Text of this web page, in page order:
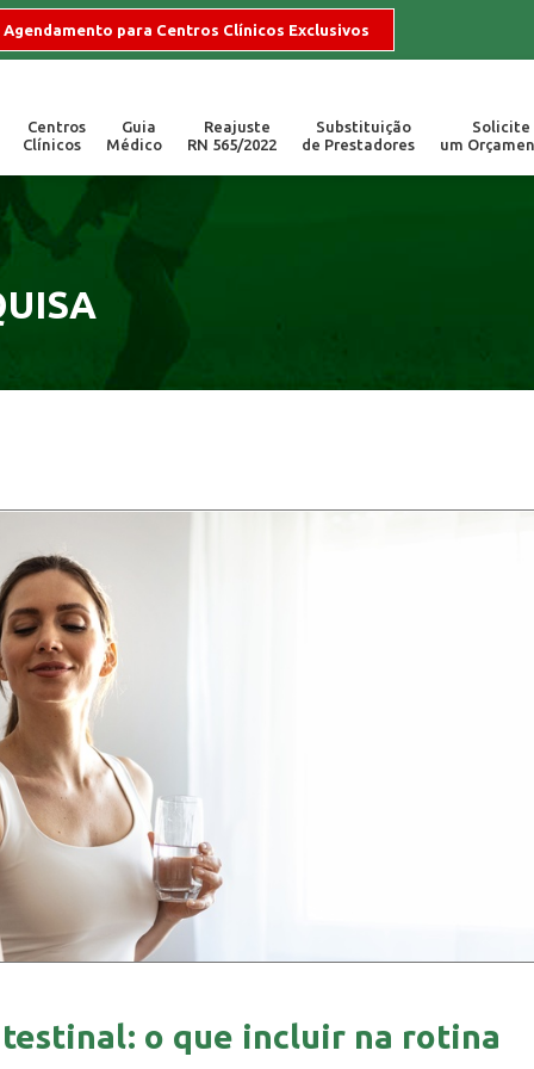
Agendamento para Centros Clínicos Exclusivos
Centros
Clínicos
Guia
Médico
Reajuste
RN 565/2022
Substituição
de Prestadores
Solicite
um
dúvidas e sugestões.
o que incluir na rotina